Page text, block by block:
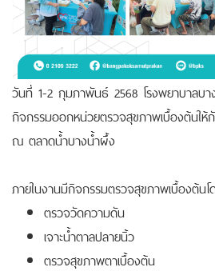
วันที่ 1-2 กุมภาพันธ์ 2568 โรงพยาบาลบ
กิจกรรมออกหน่วยตรวจสุขภาพเบื้องต้นให้
ณ ตลาดน้ำบางน้ำผึ้ง
ภายในงานมีกิจกรรมตรวจสุขภาพเบื้องต้นโ
ตรวจวัดความดัน
เจาะน้ำตาลปลายนิ้ว
ตรวจสุขภาพตาเบื้องต้น